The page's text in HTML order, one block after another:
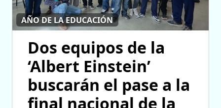
AÑO DE LA EDUCACIÓN
Dos equipos de la
‘Albert Einstein’
buscarán el pase a la
final nacional de la